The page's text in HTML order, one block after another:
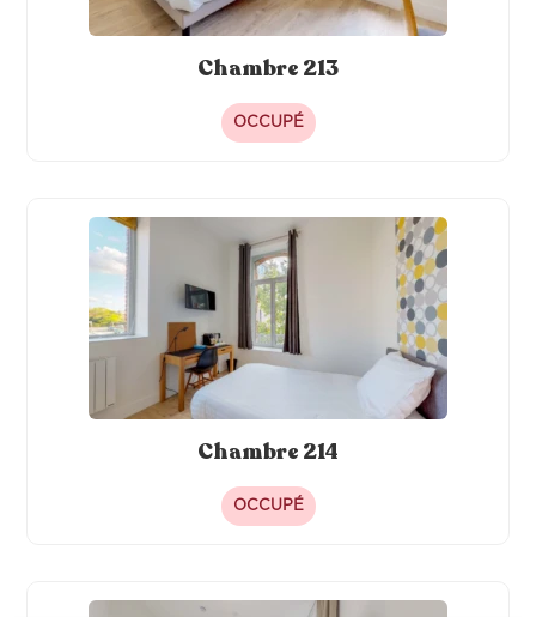
Chambre 213
OCCUPÉ
Chambre 214
OCCUPÉ